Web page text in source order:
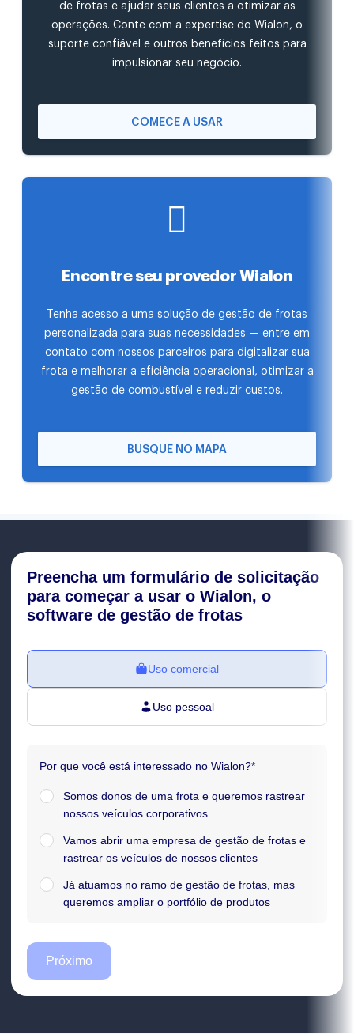
de frotas e ajudar seus clientes a otimizar as
operações. Conte com a expertise do Wialon, o
suporte confiável e outros benefícios feitos para
impulsionar seu negócio.
COMECE A USAR
Encontre seu provedor Wialon
Tenha acesso a uma solução de gestão de frotas
personalizada para suas necessidades — entre em
contato com nossos parceiros para digitalizar sua
frota e melhorar a eficiência operacional, otimizar a
gestão de combustível e reduzir custos.
BUSQUE NO MAPA